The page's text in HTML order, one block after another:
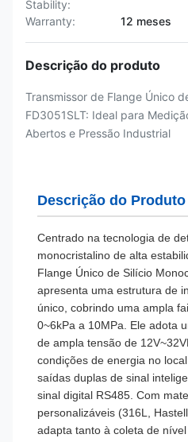
Stability:
Warranty: 12 meses
Descrição do produto
Transmissor de Flange Único
FD3051SLT: Ideal para
Abertos e Pressão Industrial
Descrição do Produto
Centrado na tecnologia de
monocristalino de alta
Flange Único de Silício
apresenta uma estrutura de
único, cobrindo uma ampla
0~6kPa a 10MPa. Ele adota
de ampla tensão de
condições de energia no
saídas duplas de sinal
sinal digital RS485. Com
personalizáveis (316L,
adapta tanto à coleta de